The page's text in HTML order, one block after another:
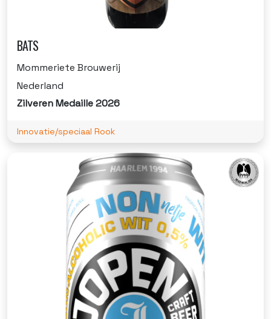
BATS
Mommeriete Brouwerij
Nederland
Zilveren Medaille 2026
Innovatie/speciaal Rook